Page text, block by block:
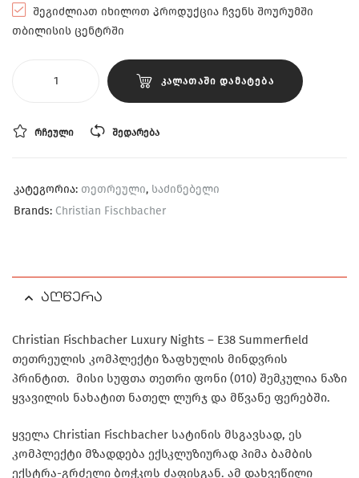
შეგიძლიათ იხილოთ პროდუქცია ჩვენს შოურუმში
თბილისის ცენტრში
ᲙᲐᲚᲐᲗᲐᲨᲘ ᲓᲐᲛᲐᲢᲔᲑᲐ
ᲠᲩᲔᲣᲚᲘ ᲨᲔᲓᲐᲠᲔᲑᲐ
კატეგორია: თეთრეული, საძინებელი
Brands: Christian Fischbacher
აღწერა
Christian Fischbacher Luxury Nights – E38 Summerfield
თეთრეულის კომპლექტი ზაფხულის მინდვრის
პრინტით. მისი სუფთა თეთრი ფონი (010) შემკულია ნაზი
ყვავილის ნახატით ნათელ ლურჯ და მწვანე ფერებში.
ყველა Christian Fischbacher სატინის მსგავსად, ეს
კომპლექტი მზადდება ექსკლუზიურად პიმა ბამბის
ექსტრა-გრძელი ბოჭკოს ძაფისგან. ამ დახვეწილი